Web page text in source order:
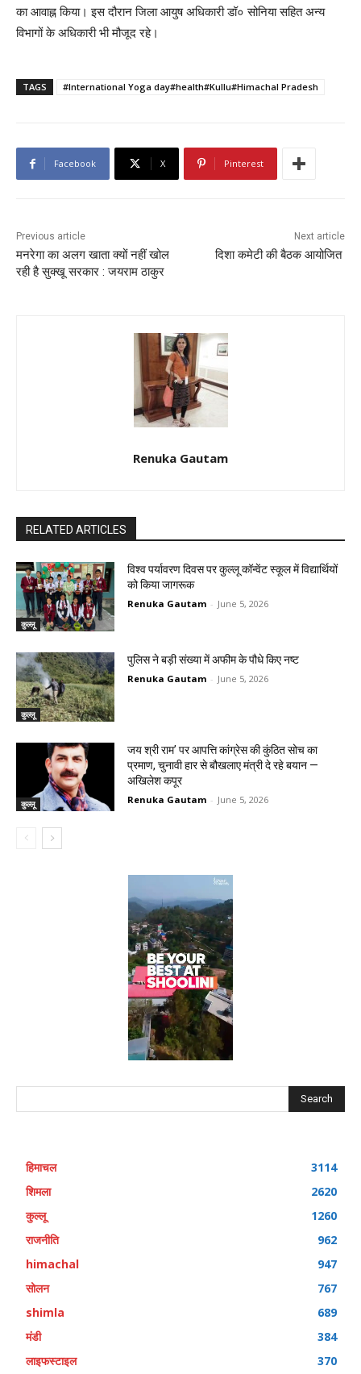
का आवाह्न किया। इस दौरान जिला आयुष अधिकारी डॉ० सोनिया सहित अन्य
विभागों के अधिकारी भी मौजूद रहे।
TAGS #International Yoga day#health#Kullu#Himachal Pradesh
Facebook X Pinterest
Previous article
मनरेगा का अलग खाता क्यों नहीं खोल
रही है सुक्खू सरकार : जयराम ठाकुर
Next article
दिशा कमेटी की बैठक आयोजित
Renuka Gautam
RELATED ARTICLES
कुल्लू
विश्व पर्यावरण दिवस पर कुल्लू कॉन्वेंट स्कूल में विद्यार्थियों
को किया जागरूक
Renuka Gautam - June 5, 2026
कुल्लू
पुलिस ने बड़ी संख्या में अफीम के पौधे किए नष्ट
Renuka Gautam - June 5, 2026
कुल्लू
जय श्री राम’ पर आपत्ति कांग्रेस की कुंठित सोच का
प्रमाण, चुनावी हार से बौखलाए मंत्री दे रहे बयान —
अखिलेश कपूर
Renuka Gautam - June 5, 2026
Search
हिमाचल
3114
शिमला
2620
कुल्लू
1260
राजनीति
962
himachal
947
सोलन
767
shimla
689
मंडी
384
लाइफस्टाइल
370